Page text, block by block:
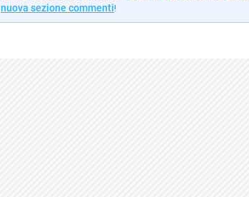
nuova sezione commenti!